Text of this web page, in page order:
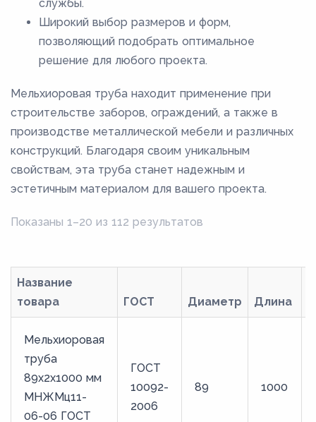
службы.
Широкий выбор размеров и форм,
позволяющий подобрать оптимальное
решение для любого проекта.
Мельхиоровая труба находит применение при
строительстве заборов, ограждений, а также в
производстве металлической мебели и различных
конструкций. Благодаря своим уникальным
свойствам, эта труба станет надежным и
эстетичным материалом для вашего проекта.
Показаны 1–20 из 112 результатов
Название
товара
ГОСТ Диаметр Длина
Мельхиоровая
труба
89х2х1000 мм
МНЖМц11-
06-06 ГОСТ
ГОСТ
10092-
2006
89 1000